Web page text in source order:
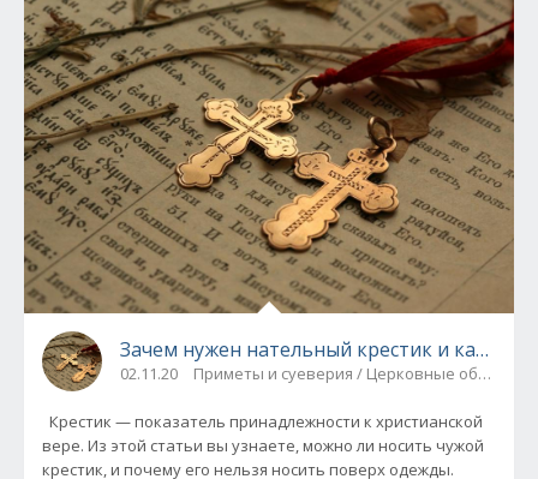
Зачем нужен нательный крестик и как его
02.11.20 Приметы и суеверия / Церковные обряды
Крестик — показатель принадлежности к христианской
вере. Из этой статьи вы узнаете, можно ли носить чужой